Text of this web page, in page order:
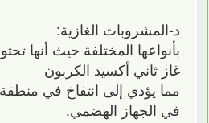
د-المشروبات الغازية:
بأنواعها المختلفة حيث أنها
غاز ثاني أكسيد الكربون
مما يؤدي إلى انتفاخ في
في الجهاز الهضمي.